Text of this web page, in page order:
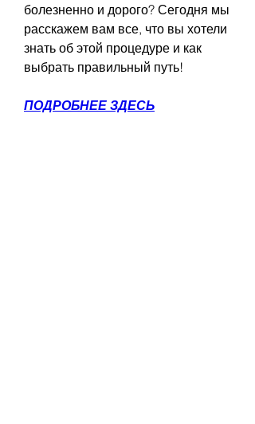
болезненно и дорого? Сегодня мы
расскажем вам все, что вы хотели
знать об этой процедуре и как
выбрать правильный путь!
ПОДРОБНЕЕ ЗДЕСЬ